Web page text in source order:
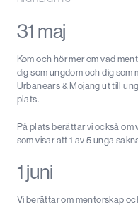
31 maj
Kom och hör mer om vad
dig som ungdom och dig som
Urbanears & Mojang ut till
plats.
På plats berättar vi också
som visar att 1 av 5 unga
1 juni
Vi berättar om mentorskap